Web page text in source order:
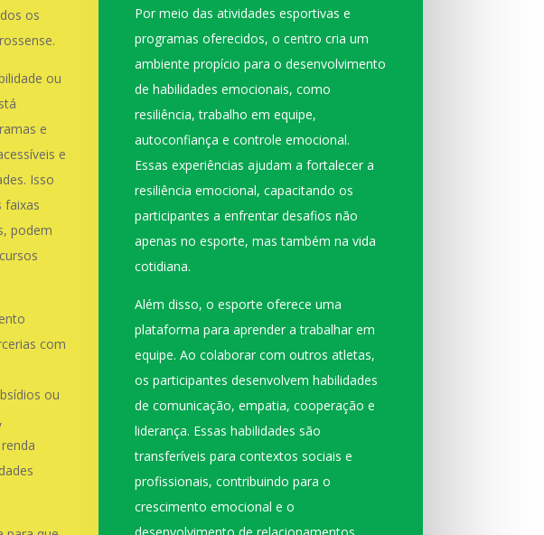
os
ou
e
e
Isso
faixas
podem
com
ou
Por meio das atividades esportivas e
programas oferecidos, o centro cria um
ambiente propício para o desenvolvimento
de habilidades emocionais, como
resiliência, trabalho em equipe,
autoconfiança e controle emocional.
Essas experiências ajudam a fortalecer a
resiliência emocional, capacitando os
participantes a enfrentar desafios não
apenas no esporte, mas também na vida
cotidiana.
Além disso, o esporte oferece uma
plataforma para aprender a trabalhar em
equipe. Ao colaborar com outros atletas,
os participantes desenvolvem habilidades
de comunicação, empatia, cooperação e
liderança. Essas habilidades são
transferíveis para contextos sociais e
profissionais, contribuindo para o
crescimento emocional e o